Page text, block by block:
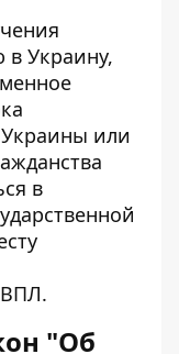
Украину,
или
в
"Об